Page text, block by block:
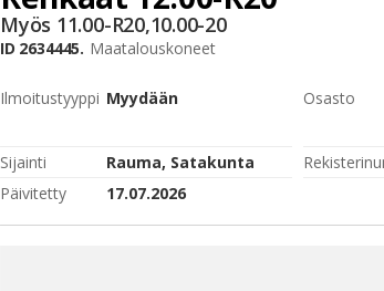
Myös 11.00-R20,10.00-20
ID 2634445. Maatalouskoneet
Ilmoitustyyppi Myydään Osasto
Sijainti
Rauma, Satakunta
Päivitetty
17.07.2026